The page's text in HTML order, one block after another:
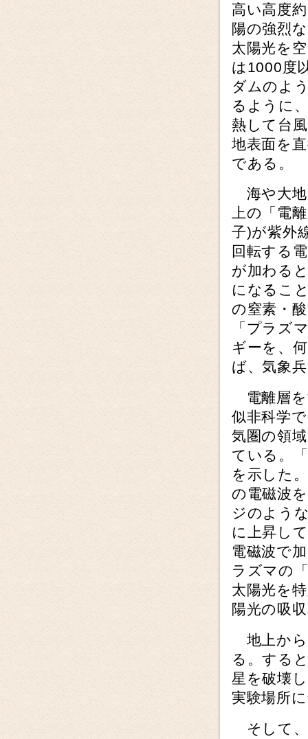
高い高度
陽の強烈
太陽光を
は1000度
ダムのよ
るように
熱して台
地表面を
である。
海や大地
上の「電
子)が紫外
回転する
が加わる
になるこ
の窒素・
「プラズ
ギーを、
ば、気象
電離層を
似非科学
気圏の領
ている。
を示した
の電磁波
ジのよう
に上昇し
電磁波で
ラズマの
太陽光を
陽光の吸
地上から
る。する
星を破壊
実験場所
そして、